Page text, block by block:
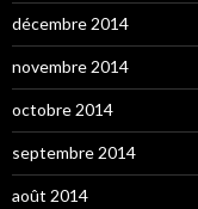
décembre 2014
novembre 2014
octobre 2014
septembre 2014
août 2014